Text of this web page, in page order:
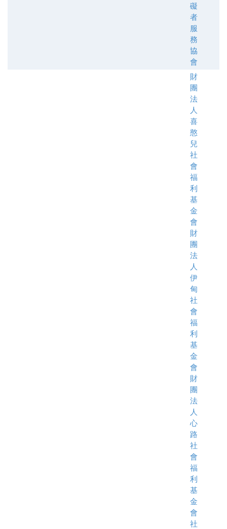
礙
者
服
務
協
會
財
團
法
人
喜
憨
兒
社
會
福
利
基
金
會
財
團
法
人
伊
甸
社
會
福
利
基
金
會
財
團
法
人
心
路
社
會
福
利
基
金
會
社